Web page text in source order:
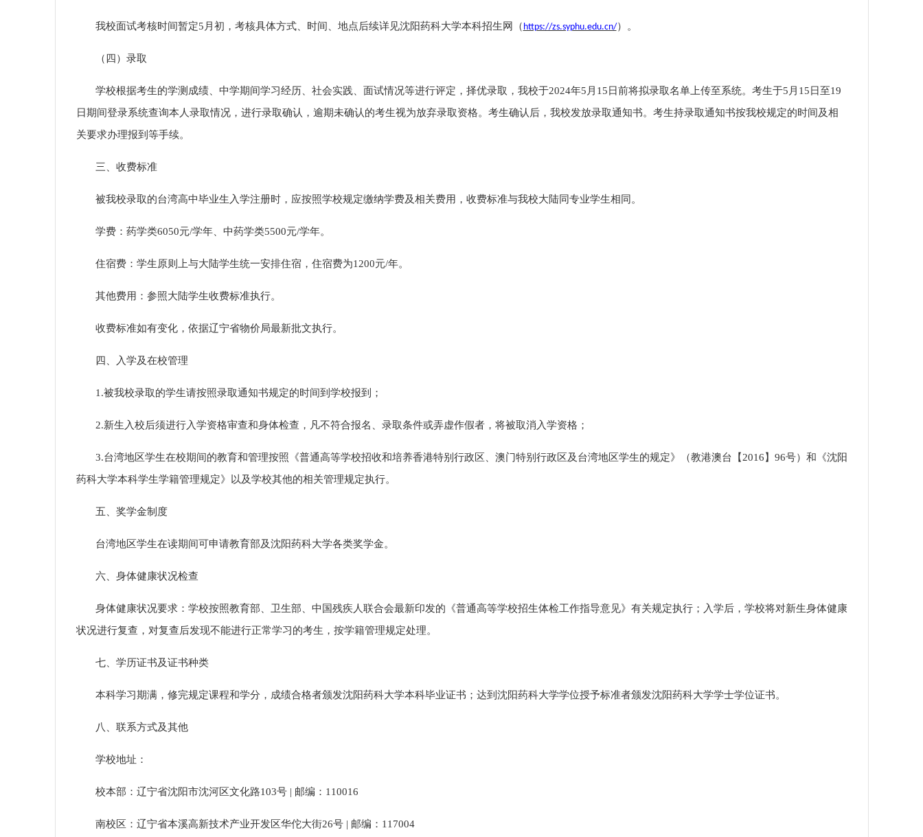
我校面试考核时间暂定5 月初， 考核具体方式、时间、地点后续详见沈阳药科大学本科招生网（ https://zs.syphu.edu.cn/） 。
（四）录取
学校根据考生的学测成绩、 中学期间学习经历、社会实践、 面试情况等进行评定，择优录取， 我校于2024年5月15日前将拟录取名单上传至系统。考生于5月15日至19
日期间登录系统查询本人录取情况，进行录取确认，逾期未确认的考生视为放弃录取资格。 考生确认后，我校发放录取通知书。考生持录取通知书按我校规定的时间及相
关要求办理报到等手续。
三、收费标准
被我校录取的台湾高中毕业生入学注册时，应按照学校规定缴纳学费及相关费用 ，收费标准与我校大陆同专业学生相同。
学费：药学类6050元/学年、中药学类5500元/学年。
住宿费：学生原则上与大陆学生统一安排住宿，住宿费为1200元/年。
其他费用：参照大陆学生收费标准执行。
收费标准如有变化，依据辽宁省物价局最新批文执行。
四、入学及在校管理
1.被我校录取的学生请按照录取通知书规定的时间到学校报到；
2.新生入校后须进行入学资格审查和身体检查 ，凡不符合报名、录取条件或弄虚作假者，将被取消入学资格；
3.台湾地区学生在校期间的教育和管理按照《普通高等学校招收和培养香港特别行政区、澳门特别行政区及台湾地区学生的规定》（教港澳台【 2016】96号）和《沈阳
药科大学本科学生学籍管理规定》以及学校其他的相关管理规定执行。
五、奖学金制度
台湾地区学生在读期间可申请教育部及沈阳药科大学各类奖学金。
六、身体健康状况检查
身体健康状况要求：学校按照教育部、卫生部、中国残疾人联合会最新印发的《普通高等学校招生体检工作指导意见》有关规定执行；入学后，学校将对新生身体健康
状况进行复查，对复查后发现不能进行正常学习的考生，按学籍管理规定处理。
七、学历证书及证书种类
本科学习期满，修完规定课程和学分，成绩合格者颁发沈阳药科大学本科毕业证书；达到沈阳药科大学学位授予标准者颁发沈阳药科大学学士学位证书。
八、联系方式及其他
学校地址：
校本部：辽宁省沈阳市沈河区文化路103号 | 邮编：110016
南校区：辽宁省本溪高新技术产业开发区华佗大街26号 | 邮编：117004